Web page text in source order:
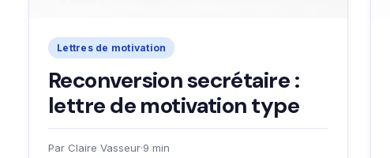
Lettres de motivation
Reconversion secrétaire :
lettre de motivation type
Par Claire Vasseur·9 min